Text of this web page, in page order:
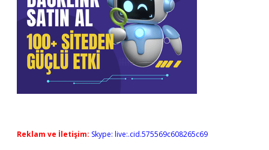
Reklam ve İletişim: Skype: live:.cid.575569c608265c69